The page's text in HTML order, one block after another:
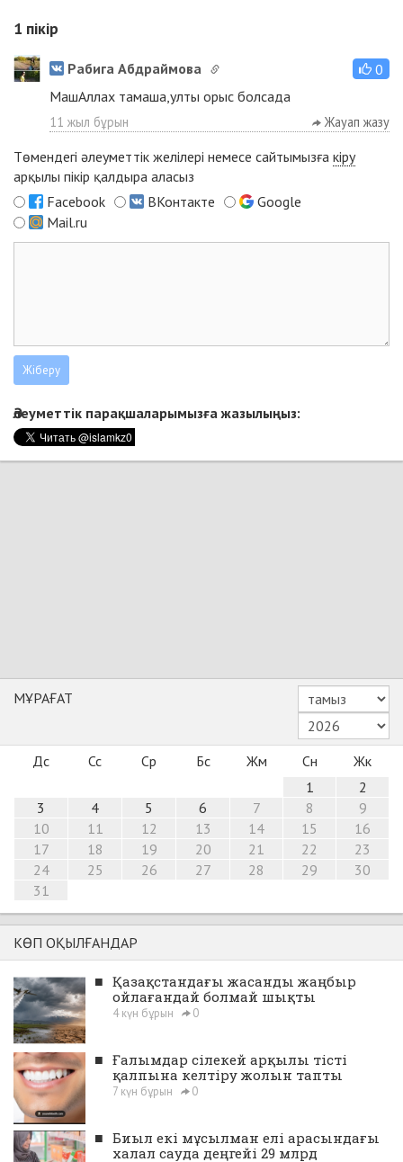
1 пікір
Рабига Абдраймова
0
МашАллах тамаша,улты орыс болсада
11 жыл бұрын Жауап жазу
Төмендегі әлеуметтік желілері немесе сайтымызға кіру
арқылы пікір қалдыра аласыз
Facebook
ВКонтакте
Google
Mail.ru
Әлеуметтік парақшаларымызға жазылыңыз:
МҰРАҒАТ
Дс Сс Ср Бс Жм Сн
Жк
1
2
3
4 5 6 7 8
9
10
11 12 13 14 15
16
17
18 19 20 21 22
23
24
25 26 27 28 29
30
31
КӨП ОҚЫЛҒАНДАР
■ Қазақстандағы жасанды жаңбыр
ойлағандай болмай шықты
4 күн бұрын 0
■ Ғалымдар сілекей арқылы тісті
қалпына келтіру жолын тапты
7 күн бұрын 0
■ Биыл екі мұсылман елі арасындағы
халал сауда деңгейі 29 млрд